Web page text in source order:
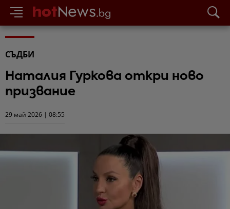
СЪДБИ
Наталия Гуркова откри ново
призвание
29 май 2026 | 08:55